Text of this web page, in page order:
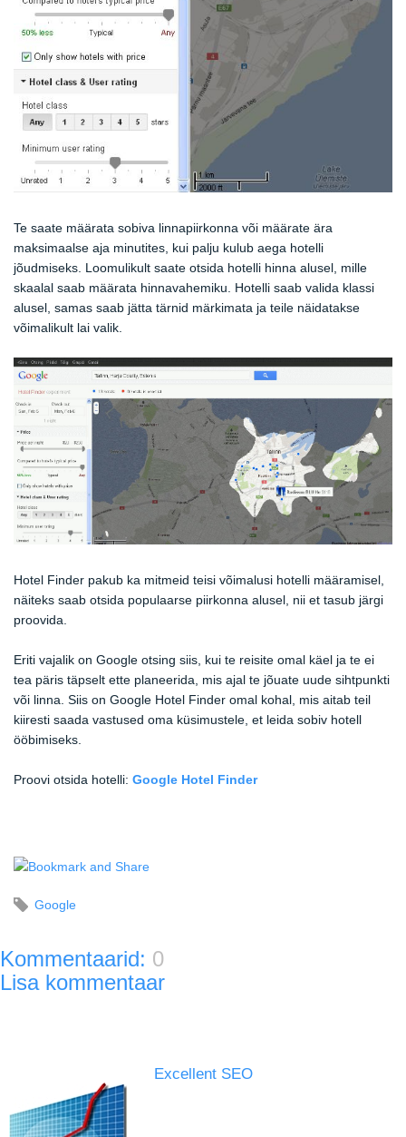
Te saate määrata sobiva linnapiirkonna või määrate ära
maksimaalse aja minutites, kui palju kulub aega hotelli
jõudmiseks. Loomulikult saate otsida hotelli hinna alusel, mille
skaalal saab määrata hinnavahemiku. Hotelli saab valida klassi
alusel, samas saab jätta tärnid märkimata ja teile näidatakse
võimalikult lai valik.
Hotel Finder pakub ka mitmeid teisi võimalusi hotelli määramisel,
näiteks saab otsida populaarse piirkonna alusel, nii et tasub järgi
proovida.
Eriti vajalik on Google otsing siis, kui te reisite omal käel ja te ei
tea päris täpselt ette planeerida, mis ajal te jõuate uude sihtpunkti
või linna. Siis on Google Hotel Finder omal kohal, mis aitab teil
kiiresti saada vastused oma küsimustele, et leida sobiv hotell
ööbimiseks.
Proovi otsida hotelli: Google Hotel Finder
Google
Kommentaarid: 0
Lisa kommentaar
Excellent SEO